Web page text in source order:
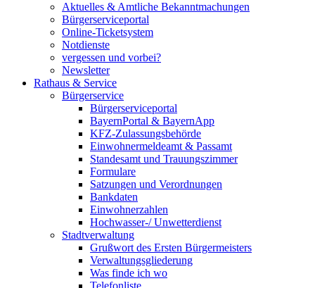
Aktuelles & Amtliche Bekanntmachungen
Bürgerserviceportal
Online-Ticketsystem
Notdienste
vergessen und vorbei?
Newsletter
Rathaus & Service
Bürgerservice
Bürgerserviceportal
BayernPortal & BayernApp
KFZ-Zulassungsbehörde
Einwohnermeldeamt & Passamt
Standesamt und Trauungszimmer
Formulare
Satzungen und Verordnungen
Bankdaten
Einwohnerzahlen
Hochwasser-/ Unwetterdienst
Stadtverwaltung
Grußwort des Ersten Bürgermeisters
Verwaltungsgliederung
Was finde ich wo
Telefonliste